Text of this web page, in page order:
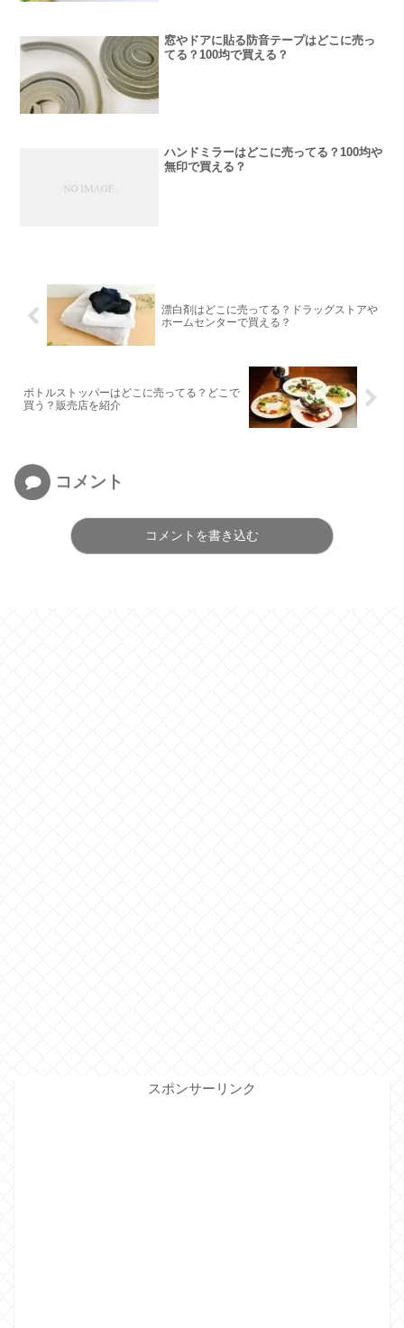
窓やドアに貼る防音テープはどこに売っ
てる？100均で買える？
ハンドミラーはどこに売ってる？100均や
無印で買える？
漂白剤はどこに売ってる？ドラッグストアや
ホームセンターで買える？
ボトルストッパーはどこに売ってる？どこで
買う？販売店を紹介
コメント
コメントを書き込む
スポンサーリンク